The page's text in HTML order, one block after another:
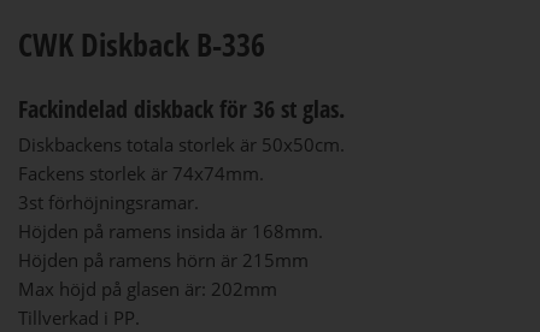
CWK Diskback B-336
Fackindelad diskback för 36 st glas.
Diskbackens totala storlek är 50x50cm.
Fackens storlek är 74x74mm.
3st förhöjningsramar.
Höjden på ramens insida är 168mm.
Höjden på ramens hörn är 215mm
Max höjd på glasen är: 202mm
Tillverkad i PP.